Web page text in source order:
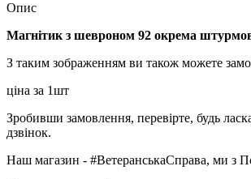
Опис
Магнітик з шевроном 92 окрема
З таким зображенням ви також можете
ціна за 1шт
Зробивши замовлення, перевірте, будь
дзвінок.
Наш магазин - #ВетеранськаСправа, ми з